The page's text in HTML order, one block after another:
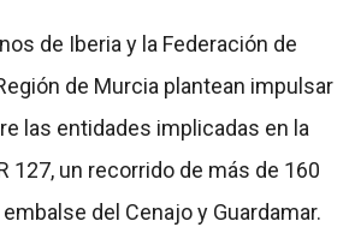
de Iberia y la Federación de
de Murcia plantean impulsar
las entidades implicadas en la
127, un recorrido de más de 160
del Cenajo y Guardamar.